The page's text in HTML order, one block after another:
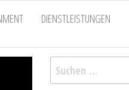
DIENSTLEISTUNGEN
Suchen
nach: